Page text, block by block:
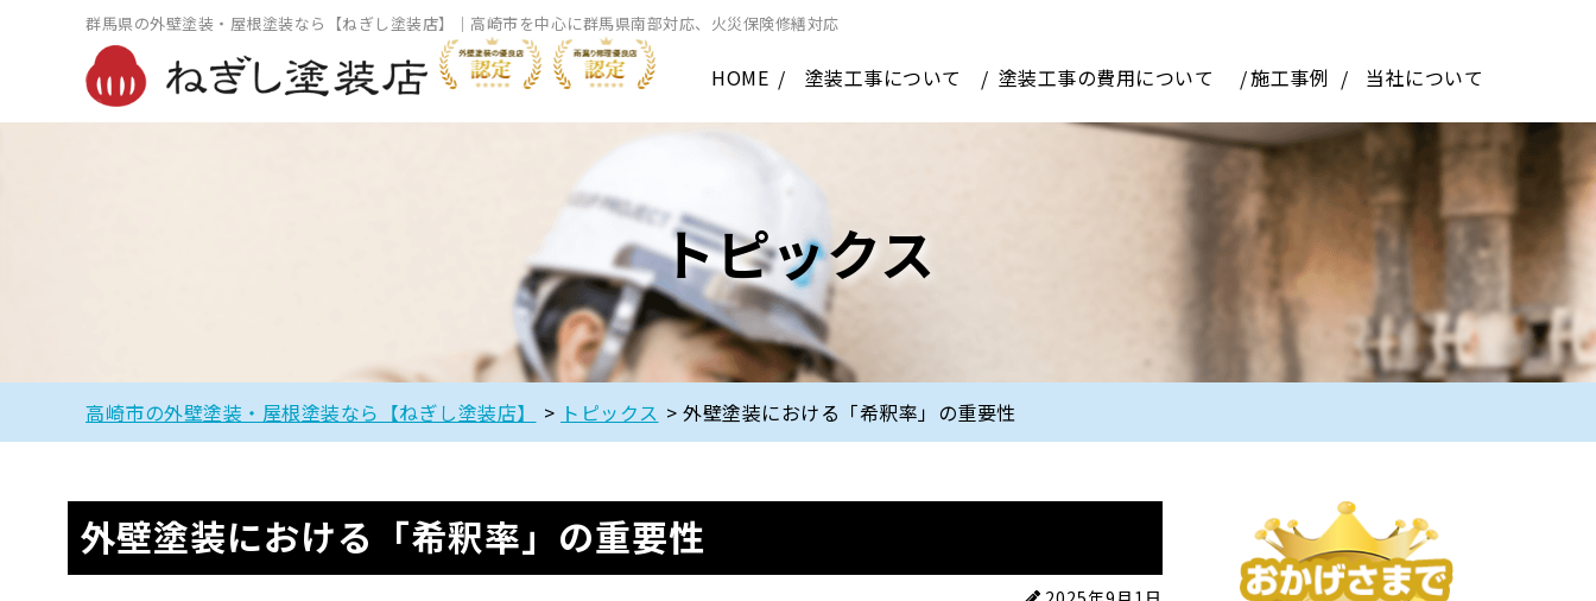
群馬県の外壁塗装・屋根塗装なら【ねぎし塗装店】｜高崎市を中心に群馬県南部対応、火災保険修繕対応
HOME 塗装工事について 塗装工事の費用について 施工事例 当社について
トピックス
高崎市の外壁塗装・屋根塗装なら【ねぎし塗装店】 > トピックス > 外壁塗装における「希釈率」の重要性
外壁塗装における「希釈率」の重要性